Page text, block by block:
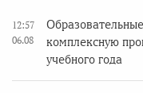
12:57
06.08
комплексную
учебного года